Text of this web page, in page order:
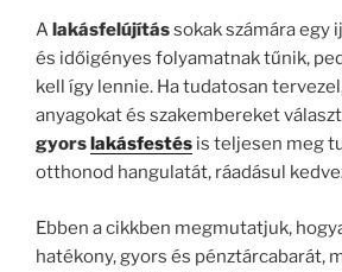
A lakásfelújítássokak számára egy
és időigényes folyamatnak tűnik,
kell így lennie. Ha tudatosan
anyagokat és szakembereket
gyors lakásfestés is teljesen meg
otthonod hangulatát, ráadásul
Ebben a cikkben megmutatjuk,
hatékony, gyors és pénztárcabarát,